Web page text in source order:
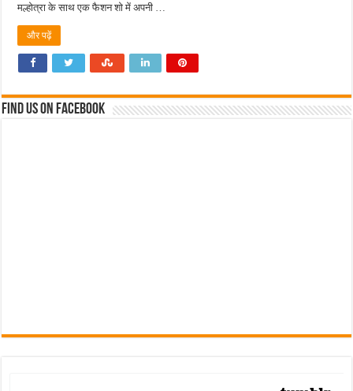
मल्होत्रा के साथ एक फैशन शो में अपनी …
और पढ़ें
Find us on Facebook